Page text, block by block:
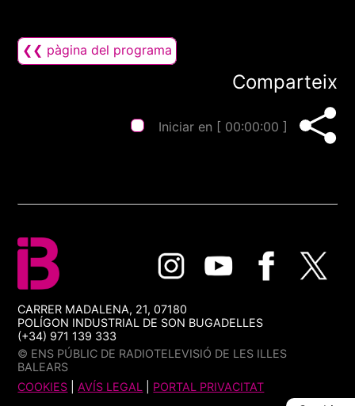
❮❮ pàgina del programa
Comparteix
Iniciar en [ 00:00:00 ]
CARRER MADALENA, 21, 07180
POLÍGON INDUSTRIAL DE SON BUGADELLES
(+34) 971 139 333
© ENS PÚBLIC DE RADIOTELEVISIÓ DE LES ILLES
BALEARS
COOKIES |AVÍS LEGAL PORTAL PRIVACITAT